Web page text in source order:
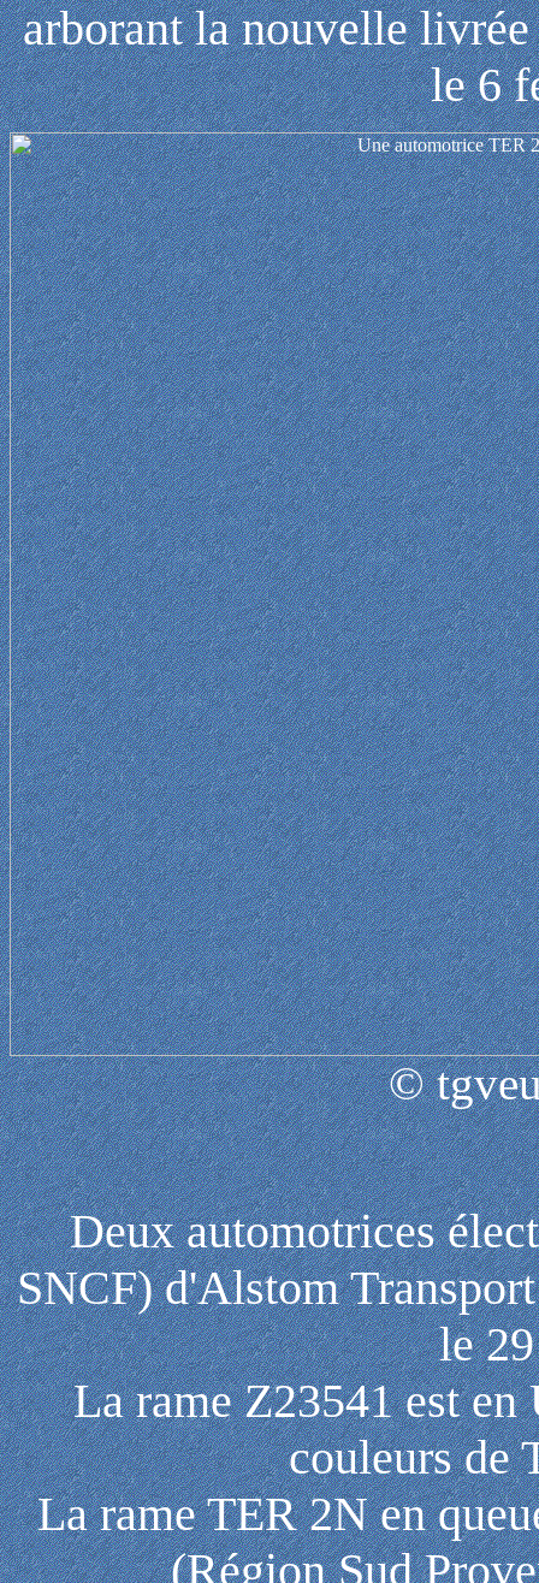
arborant la nouvelle
le 6
©
Deux automotrices
SNCF) d'Alstom
le
La rame Z23541 est
couleurs de
La rame TER 2N en
(Région Sud